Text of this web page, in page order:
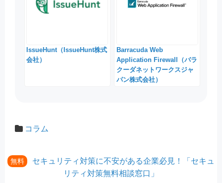
IssueHunt（IssueHunt株式
会社）
Barracuda Web
Application Firewall（バラ
クーダネットワークスジャ
パン株式会社）
コラム
無料
セキュリティ対策に不安がある企業必見！「セキュ
リティ対策無料相談窓口」